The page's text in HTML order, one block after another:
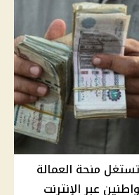
منحة العمالة
عبر الإنترنت